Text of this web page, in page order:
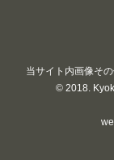
当サイト内画像そ
© 2018.